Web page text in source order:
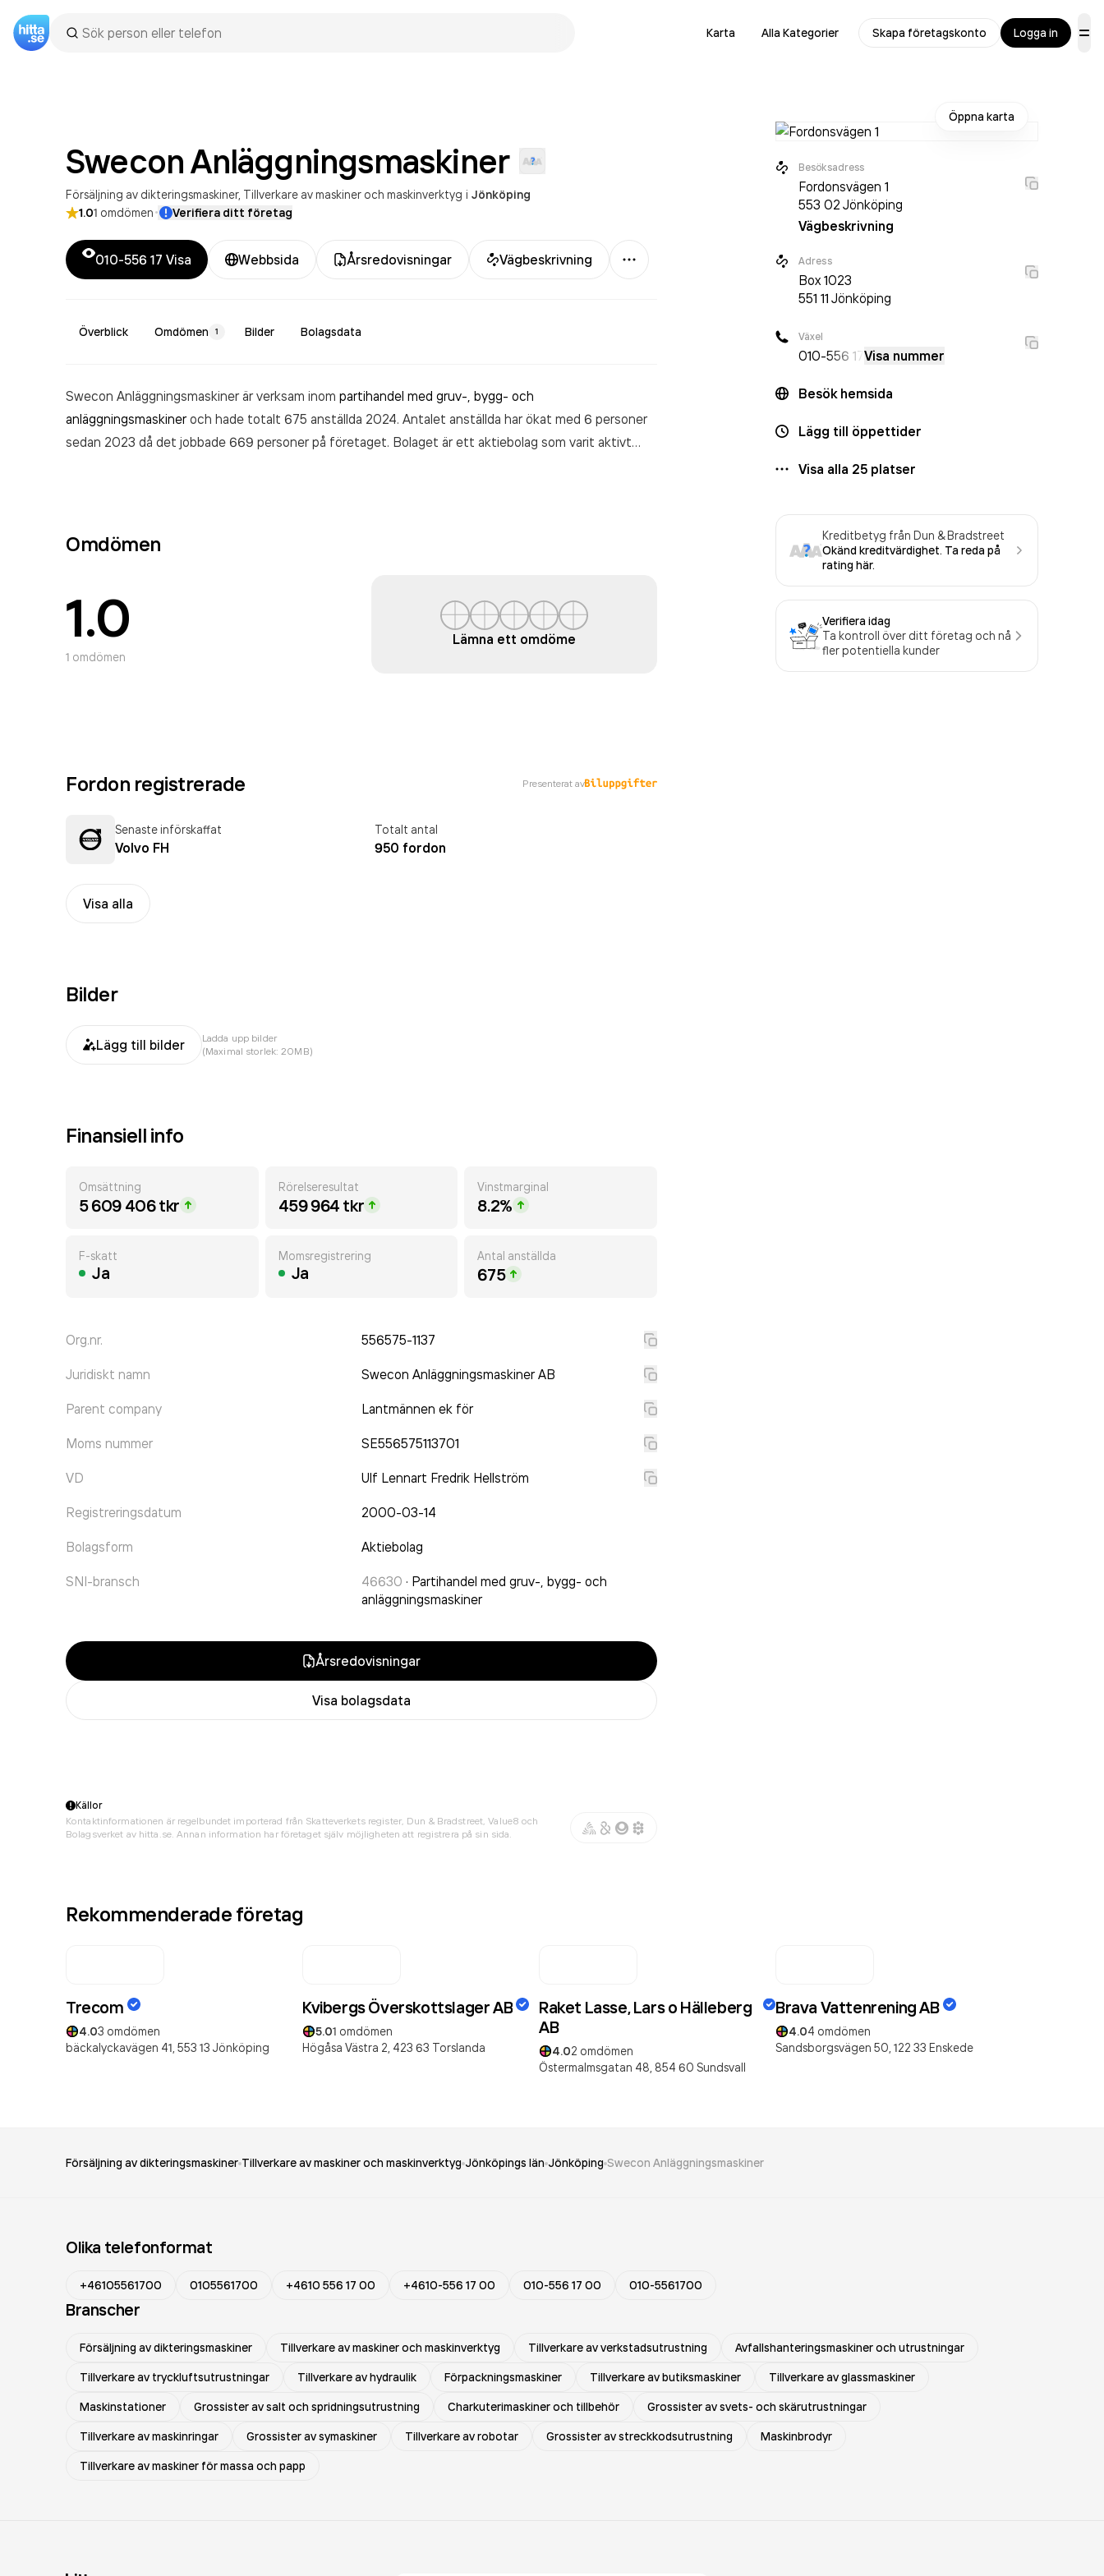
Karta Alla Kategorier Skapa företagskonto Logga in
SweconAnläggningsmaskiner
Försäljning av dikteringsmaskiner Tillverkare av maskiner och maskinverktyg i Jönköping
1.01 omdömen· Verifiera ditt företag
010-556 17 Visa Webbsida Årsredovisningar Vägbeskrivning
Mer
Överblick Omdömen 1 Bilder Bolagsdata
Swecon Anläggningsmaskiner är verksam inom partihandel med gruv-, bygg- och
anläggningsmaskineroch hade totalt 675 anställda 2024. Antalet anställda har ökat med 6 personer
sedan 2023 då det jobbade 669 personer på företaget. Bolaget är ett aktiebolag som varit aktivt
Omdömen
1.0
1 omdömen
Lämna ett omdöme
Fordon registrerade Presenterat av
Senaste införskaffat
Volvo FH
Totalt antal
950 fordon
Visa alla
Bilder
Lägg till bilder
Ladda upp bilder
(Maximal storlek: 20MB)
Finansiell info
Omsättning
5 609 406 tkr
Rörelseresultat
459 964 tkr
Vinstmarginal
8.2%
F-skatt
Ja
Momsregistrering
Ja
Antal anställda
675
Org.nr. 556575-1137
Juridiskt namn Swecon Anläggningsmaskiner AB
Parent company Lantmännen ek för
Moms nummer SE556575113701
VD Ulf Lennart Fredrik Hellström
Registreringsdatum 2000-03-14
Bolagsform Aktiebolag
SNI-bransch 46630 · Partihandel med gruv-, bygg- och
anläggningsmaskiner
Årsredovisningar
Visa bolagsdata
Öppna karta
Besöksadress
Fordonsvägen 1
553 02 Jönköping
Vägbeskrivning
Adress
Box1023
551 11 Jönköping
Växel
010-556 17 Visa nummer
Besök hemsida
Lägg till öppettider
Visa alla 25 platser
Kreditbetyg från Dun & Bradstreet
Okänd kreditvärdighet. Ta reda på
rating här.
Verifiera idag
Ta kontroll över ditt företag och nå
fler potentiella kunder
Källor
Kontaktinformationen är regelbundet importerad från Skatteverkets register, Dun & Bradstreet, Value8 och
Bolagsverket av hitta.se. Annan information har företaget själv möjligheten att registrera på sin sida.
Rekommenderade företag
Trecom
4.03 omdömen
bäckalyckavägen 41, 553 13 Jönköping
Kvibergs Överskottslager AB
5.01 omdömen
Högåsa Västra 2, 423 63 Torslanda
Raket Lasse, Lars o Hälleberg
AB
4.02 omdömen
Östermalmsgatan 48, 854 60 Sundsvall
Brava Vattenrening AB
4.04 omdömen
Sandsborgsvägen 50, 122 33 Enskede
Försäljning av dikteringsmaskiner Tillverkare av maskiner och maskinverktyg Jönköpings län Jönköping Swecon Anläggningsmaskiner
Olika telefonformat
+46105561700 0105561700 +4610 556 17 00 +4610-556 17 00 010-556 17 00 010-5561700
Branscher
Försäljning av dikteringsmaskiner Tillverkare av maskiner och maskinverktyg Tillverkare av verkstadsutrustning
Avfallshanteringsmaskiner och utrustningar
Tillverkare av tryckluftsutrustningar
Tillverkare av hydraulik Förpackningsmaskiner Tillverkare av butiksmaskiner
Tillverkare av glassmaskiner
Maskinstationer
Grossister av salt och spridningsutrustning Charkuterimaskiner och tillbehör
Grossister av svets- och skärutrustningar
Tillverkare av maskinringar
Grossister av symaskiner Tillverkare av robotar Grossister av streckkodsutrustning
Maskinbrodyr
Tillverkare av maskiner för massa och papp